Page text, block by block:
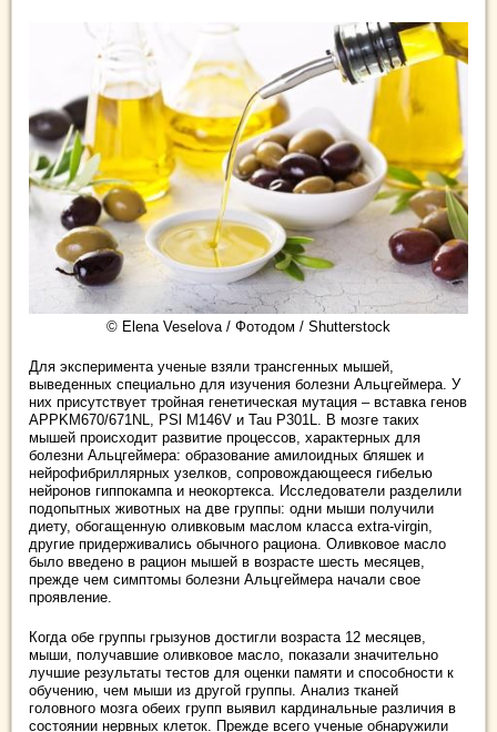
© Elena Veselova / Фотодом / Shutterstock
Для эксперимента ученые взяли трансгенных мышей,
выведенных специально для изучения болезни Альцгеймера. У
них присутствует тройная генетическая мутация – вставка генов
APPKM670/671NL, PSl M146V и Tau P301L. В мозге таких
мышей происходит развитие процессов, характерных для
болезни Альцгеймера: образование амилоидных бляшек и
нейрофибриллярных узелков, сопровождающееся гибелью
нейронов гиппокампа и неокортекса. Исследователи разделили
подопытных животных на две группы: одни мыши получили
диету, обогащенную оливковым маслом класса extra-virgin,
другие придерживались обычного рациона. Оливковое масло
было введено в рацион мышей в возрасте шесть месяцев,
прежде чем симптомы болезни Альцгеймера начали свое
проявление.
Когда обе группы грызунов достигли возраста 12 месяцев,
мыши, получавшие оливковое масло, показали значительно
лучшие результаты тестов для оценки памяти и способности к
обучению, чем мыши из другой группы. Анализ тканей
головного мозга обеих групп выявил кардинальные различия в
состоянии нервных клеток. Прежде всего ученые обнаружили